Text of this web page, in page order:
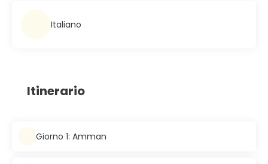
Italiano
Itinerario
Giorno 1: Amman